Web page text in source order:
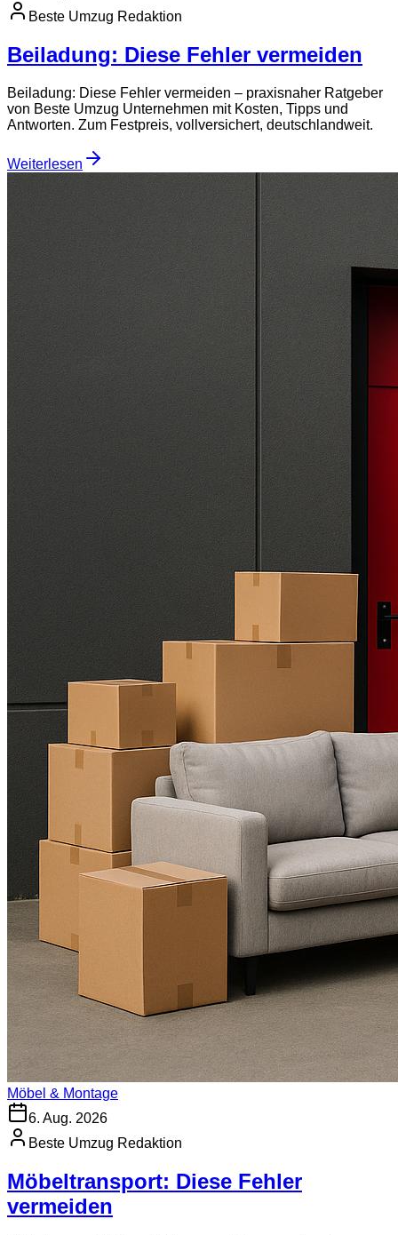
Beste Umzug Redaktion
Beiladung: Diese Fehler vermeiden
Beiladung: Diese Fehler vermeiden – praxisnaher Ratgeber
von Beste Umzug Unternehmen mit Kosten, Tipps und
Antworten. Zum Festpreis, vollversichert, deutschlandweit.
Weiterlesen
Möbel & Montage
6. Aug. 2026
Beste Umzug Redaktion
Möbeltransport: Diese Fehler
vermeiden